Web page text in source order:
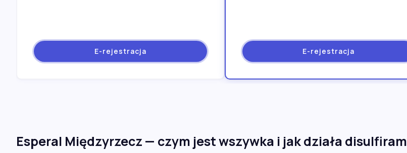
E-rejestracja E-rejestracja
Esperal Międzyrzecz — czym jest wszywka i jak działa disulfiram